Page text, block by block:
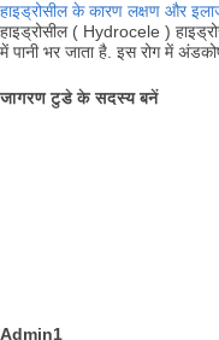
हाइड्रोसील के कारण लक्षण और
हाइड्रोसील ( Hydrocele )
में पानी भर जाता है. इस रोग में
जागरण टुडे के सदस्य बनें
Admin1